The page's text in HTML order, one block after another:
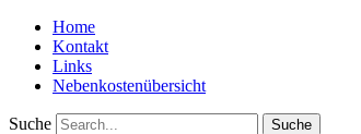
Home
Kontakt
Links
Nebenkostenübersicht
Suche Suche